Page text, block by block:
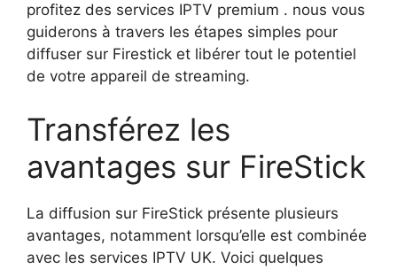
profitez des services IPTV premium . nous vous
guiderons à travers les étapes simples pour
diffuser sur Firestick et libérer tout le potentiel
de votre appareil de streaming.
Transférez les
avantages sur FireStick
La diffusion sur FireStick présente plusieurs
avantages, notamment lorsqu’elle est combinée
avec les services IPTV UK. Voici quelques